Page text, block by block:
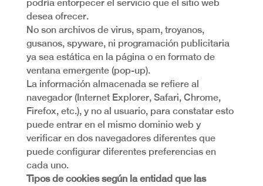
podría entorpecer el servicio que el sitio web
desea ofrecer.
No son archivos de virus, spam, troyanos,
gusanos, spyware, ni programación publicitaria
ya sea estática en la página o en formato de
ventana emergente (pop-up).
La información almacenada se refiere al
navegador (Internet Explorer, Safari, Chrome,
Firefox, etc.), y no al usuario, para constatar esto
puede entrar en el mismo dominio web y
verificar en dos navegadores diferentes que
puede configurar diferentes preferencias en
cada uno.
Tipos de cookies según la entidad que las